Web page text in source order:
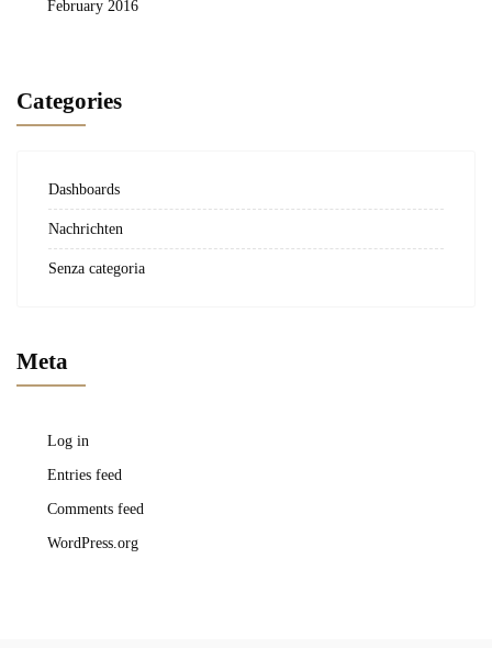
February 2016
Categories
Dashboards
Nachrichten
Senza categoria
Meta
Log in
Entries feed
Comments feed
WordPress.org